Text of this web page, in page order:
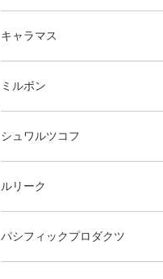
キャラマス
ミルボン
シュワルツコフ
ルリーク
パシフィックプロダクツ